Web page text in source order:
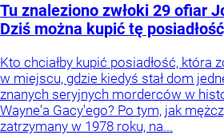
Tu znaleziono zwłoki 29 ofiar
Dziś można kupić tę
Kto chciałby kupić posiadłość, która
w miejscu, gdzie kiedyś stał dom
znanych seryjnych morderców w
Wayne'a Gacy'ego? Po tym, jak
zatrzymany w 1978 roku, na...